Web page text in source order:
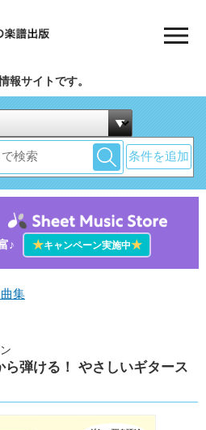
報サイトです。
条件を追加
♪
★キャンペーン実施中★
集
弾ける！ やさしいギタース